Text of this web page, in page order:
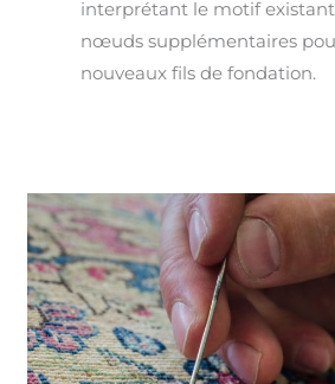
interprétant le motif
nœuds supplémentaires
nouveaux fils de fondation.